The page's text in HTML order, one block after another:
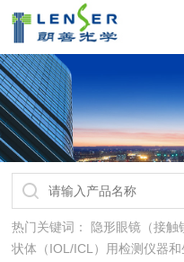
热门关键词： 隐形眼镜（接触
状体（IOL/ICL）用检测仪器